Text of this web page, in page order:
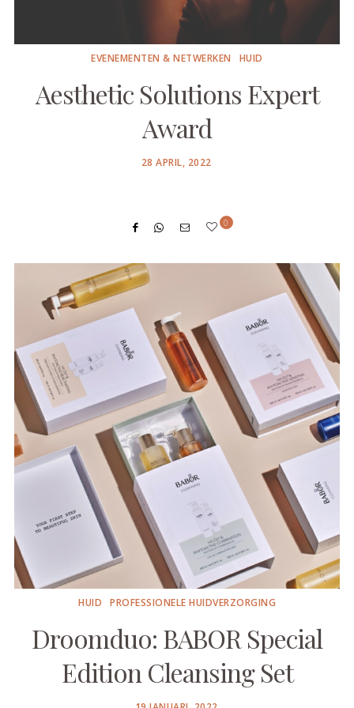
EVENEMENTEN & NETWERKEN HUID
Aesthetic Solutions Expert
Award
POSTED
28 APRIL, 2022
0
HUID PROFESSIONELE HUIDVERZORGING
Droomduo: BABOR Special
Edition Cleansing Set